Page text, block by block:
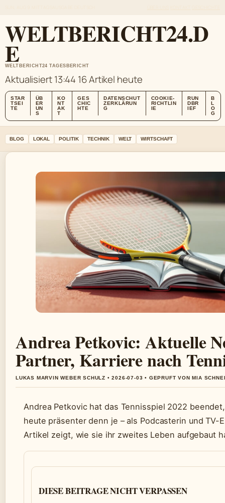
WELTBERICHT24.D
E
WELTBERICHT24 TAGESBERICHT
Aktualisiert 13:44 16 Artikel heute
STAR
TSEI
TE
ÜB
ER
UN
S
KO
NT
AK
T
GES
CHIC
HTE
DATENSCHUT
ZERKLÄRUN
G
COOKIE-
RICHTLIN
IE
RUN
DBR
IEF
B
L
O
G
BLOG LOKAL POLITIK TECHNIK WELT WIRTSCHAFT
Andrea Petkovic: Aktuelle
Partner, Karriere nach
LUKAS MARVIN WEBER SCHULZ • 2026-07-03 • GEPRUFT VON MIA
Andrea Petkovic hat das Tennisspiel 2022
heute präsenter denn je – als Podcasterin und TV-
Artikel zeigt, wie sie ihr zweites Leben aufgebaut
DIESE BEITRAGE NICHT VERPASSEN